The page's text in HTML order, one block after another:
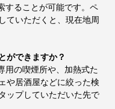
することが可能です。ペ
ていただくと、現在地周
ができますか？
用の喫煙所や、加熱式た
や居酒屋などに絞った検
ップしていただいた先で